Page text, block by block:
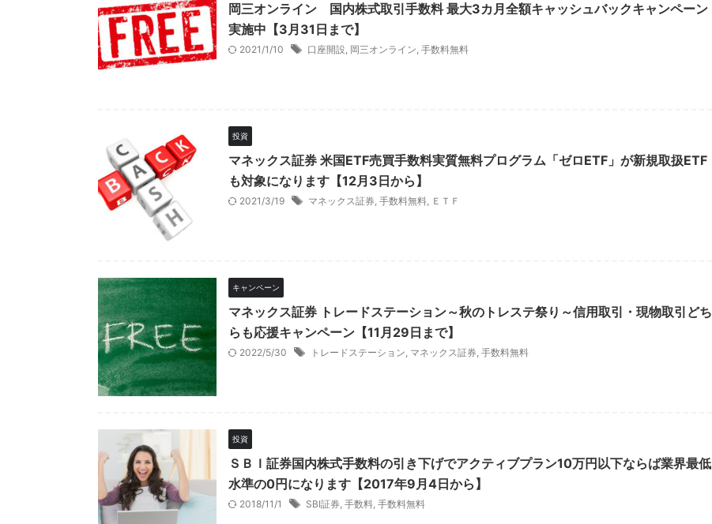
岡三オンライン 国内株式取引手数料 最大3カ月全額キャッシュバックキャンペーン
実施中【3月31日まで】
2021/1/10 口座開設, 岡三オンライン, 手数料無料
投資
マネックス証券 米国ETF売買手数料実質無料プログラム「ゼロETF」が新規取扱ETF
も対象になります【12月3日から】
2021/3/19 マネックス証券, 手数料無料, ＥＴＦ
キャンペーン
マネックス証券 トレードステーション～秋のトレステ祭り～信用取引・現物取引どち
らも応援キャンペーン【11月29日まで】
2022/5/30 トレードステーション, マネックス証券, 手数料無料
投資
ＳＢＩ証券国内株式手数料の引き下げでアクティブプラン10万円以下ならば業界最低
水準の0円になります【2017年9月4日から】
2018/11/1 SBI証券, 手数料, 手数料無料